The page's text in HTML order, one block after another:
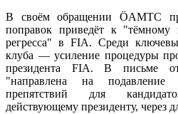
В своём обращении ÖAMTC
поправок приведёт к "тёмному
регресса" в FIA. Среди
клуба — усиление процедуры
президента FIA. В письме
"направлена на
препятствий для
действующему президенту, через